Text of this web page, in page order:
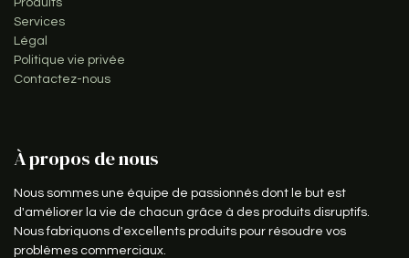
Services
Légal
Politique vie privée
Contactez-nous
À propos de nous
Nous sommes une équipe de passionnés dont le but est
d'améliorer la vie de chacun grâce à des produits disruptifs.
Nous fabriquons d'excellents produits pour résoudre vos
problèmes commerciaux.